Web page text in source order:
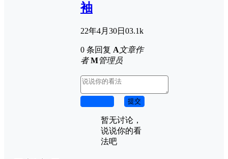
袖
22年4月30日 03.1k
0 条回复 A文章作
者 M管理员
提交
暂无讨论，
说说你的看
法吧